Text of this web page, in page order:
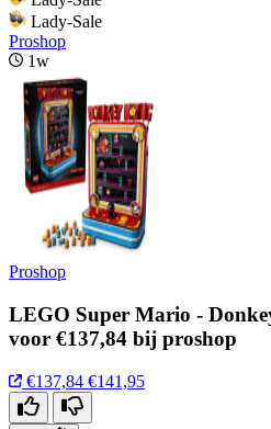
Lady-Sale
Proshop
1w
Proshop
LEGO Super Mario -
voor €137,84 bij proshop
€137,84 €141,95